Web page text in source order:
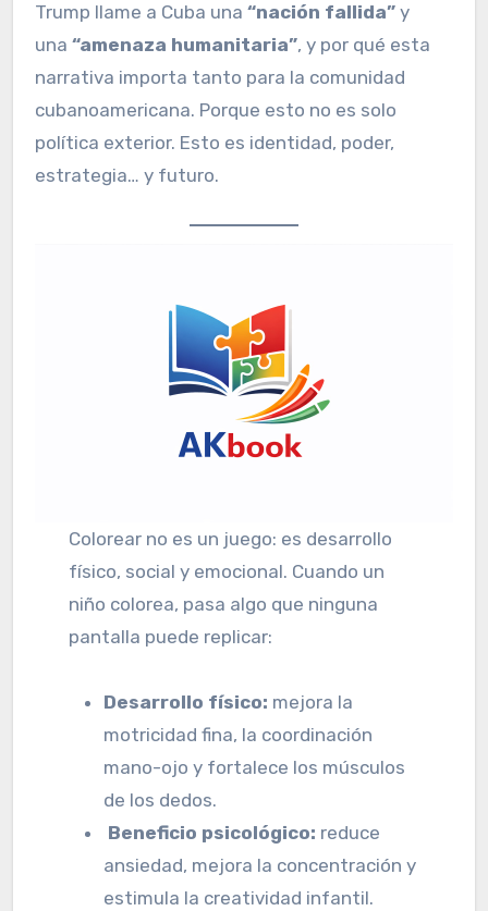
Trump llame a Cuba una “nación fallida” y
una “amenaza humanitaria”, y por qué esta
narrativa importa tanto para la comunidad
cubanoamericana. Porque esto no es solo
política exterior. Esto es identidad, poder,
estrategia… y futuro.
Colorear no es un juego: es desarrollo
físico, social y emocional. Cuando un
niño colorea, pasa algo que ninguna
pantalla puede replicar:
Desarrollo físico: mejora la
motricidad fina, la coordinación
mano-ojo y fortalece los músculos
de los dedos.
Beneficio psicológico: reduce
ansiedad, mejora la concentración y
estimula la creatividad infantil.